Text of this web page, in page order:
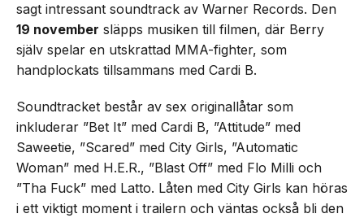
sagt intressant soundtrack av Warner Records. Den
19 november släpps musiken till filmen, där Berry
själv spelar en utskrattad MMA-fighter, som
handplockats tillsammans med Cardi B.
Soundtracket består av sex originallåtar som
inkluderar ”Bet It” med Cardi B, ”Attitude” med
Saweetie, ”Scared” med City Girls, ”Automatic
Woman” med H.E.R., ”Blast Off” med Flo Milli och
”Tha Fuck” med Latto. Låten med City Girls kan höras
i ett viktigt moment i trailern och väntas också bli den